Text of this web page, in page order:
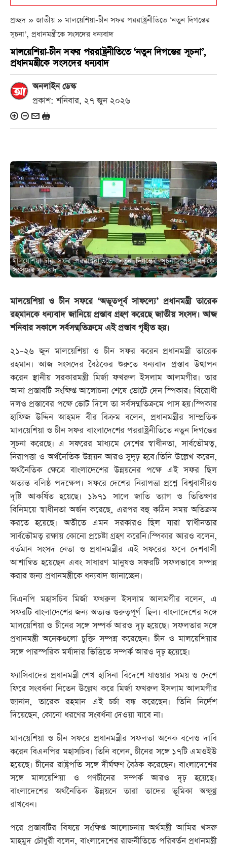
প্রচ্ছদ » জাতীয় »মালয়েশিয়া-চীন সফর পররাষ্ট্রনীতিতে ‘নতুন দিগন্তের
সূচনা’, প্রধানমন্ত্রীকে সংসদের ধন্যবাদ
মালয়েশিয়া-চীন সফর পররাষ্ট্রনীতিতে ‘নতুন দিগন্তের সূচনা’,
প্রধানমন্ত্রীকে সংসদের ধন্যবাদ
অনলাইন ডেস্ক
প্রকাশ: শনিবার, ২৭ জুন ২০২৬
মালয়েশিয়া-চীন সফর পররাষ্ট্রনীতিতে ‘নতুন দিগন্তের সূচনা’, প্রধানমন্ত্রীকে
সংসদের ধন্যবাদ
মালয়েশিয়া ও চীন সফরে ‘অভূতপূর্ব সাফল্যে’ প্রধানমন্ত্রী তারেক
রহমানকে ধন্যবাদ জানিয়ে প্রস্তাব গ্রহণ করেছে জাতীয় সংসদ। আজ
শনিবার সকালে সর্বসম্মতিক্রমে এই প্রস্তাব গৃহীত হয়।
২১–২৬ জুন মালয়েশিয়া ও চীন সফর করেন প্রধানমন্ত্রী তারেক
রহমান। আজ সংসদের বৈঠকের শুরুতে ধন্যবাদ প্রস্তাব উত্থাপন
করেন স্থানীয় সরকারমন্ত্রী মির্জা ফখরুল ইসলাম আলমগীর। তার
আনা প্রস্তাবটি সংক্ষিপ্ত আলোচনা শেষে ভোটে দেন স্পিকার। বিরোধী
দলও প্রস্তাবের পক্ষে ভোট দিলে তা সর্বসম্মতিক্রমে পাস হয়।স্পিকার
হাফিজ উদ্দিন আহমদ বীর বিক্রম বলেন, প্রধানমন্ত্রীর সাম্প্রতিক
মালয়েশিয়া ও চীন সফর বাংলাদেশের পররাষ্ট্রনীতিতে নতুন দিগন্তের
সূচনা করেছে। এ সফরের মাধ্যমে দেশের স্বাধীনতা, সার্বভৌমত্ব,
নিরাপত্তা ও অর্থনৈতিক উন্নয়ন আরও সুদৃঢ় হবে।তিনি উল্লেখ করেন,
অর্থনৈতিক ক্ষেত্রে বাংলাদেশের উন্নয়নের পক্ষে এই সফর ছিল
অত্যন্ত বলিষ্ঠ পদক্ষেপ। সফরে দেশের নিরাপত্তা প্রশ্নে বিশ্ববাসীরও
দৃষ্টি আকর্ষিত হয়েছে। ১৯৭১ সালে জাতি ত্যাগ ও তিতিক্ষার
বিনিময়ে স্বাধীনতা অর্জন করেছে, এরপর বহু কঠিন সময় অতিক্রম
করতে হয়েছে। অতীতে এমন সরকারও ছিল যারা স্বাধীনতার
সার্বভৌমত্ব রক্ষায় কোনো প্রচেষ্টা গ্রহণ করেনি।স্পিকার আরও বলেন,
বর্তমান সংসদ নেতা ও প্রধানমন্ত্রীর এই সফরের ফলে দেশবাসী
আশান্বিত হয়েছেন এবং সাধারণ মানুষও সফরটি সফলভাবে সম্পন্ন
করার জন্য প্রধানমন্ত্রীকে ধন্যবাদ জানাচ্ছেন।
বিএনপি মহাসচিব মির্জা ফখরুল ইসলাম আলমগীর বলেন, এ
সফরটি বাংলাদেশের জন্য অত্যন্ত গুরুত্বপূর্ণ ছিল। বাংলাদেশের সঙ্গে
মালয়েশিয়া ও চীনের সঙ্গে সম্পর্ক আরও দৃঢ় হয়েছে। সফলতার সঙ্গে
প্রধানমন্ত্রী অনেকগুলো চুক্তি সম্পন্ন করেছেন। চীন ও মালয়েশিয়ার
সঙ্গে পারস্পরিক মর্যাদার ভিত্তিতে সম্পর্ক আরও দৃঢ় হয়েছে।
ফ্যাসিবাদের প্রধানমন্ত্রী শেখ হাসিনা বিদেশে যাওয়ার সময় ও দেশে
ফিরে সংবর্ধনা নিতেন উল্লেখ করে মির্জা ফখরুল ইসলাম আলমগীর
জানান, তারেক রহমান এই চর্চা বন্ধ করেছেন। তিনি নির্দেশ
দিয়েছেন, কোনো ধরণের সংবর্ধনা দেওয়া যাবে না।
মালয়েশিয়া ও চীন সফরে প্রধানমন্ত্রীর সফলতা অনেক বলেও দাবি
করেন বিএনপির মহাসচিব। তিনি বলেন, চীনের সঙ্গে ১৭টি এমওইউ
হয়েছে। চীনের রাষ্ট্রপতি সঙ্গে দীর্ঘক্ষণ বৈঠক করেছেন। বাংলাদেশের
সঙ্গে মালয়েশিয়া ও গণচীনের সম্পর্ক আরও দৃঢ় হয়েছে।
বাংলাদেশের অর্থনৈতিক উন্নয়নে তারা তাদের ভূমিকা অক্ষুণ্ণ
রাখবেন।
পরে প্রস্তাবটির বিষয়ে সংক্ষিপ্ত আলোচনায় অর্থমন্ত্রী আমির খসরু
মাহমুদ চৌধুরী বলেন, বাংলাদেশের রাজনীতিতে পরিবর্তন প্রধানমন্ত্রী